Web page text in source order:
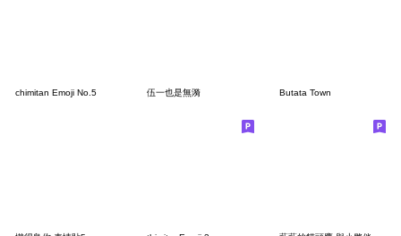
chimitan Emoji No.5 伍一也是無漪 Butata Town